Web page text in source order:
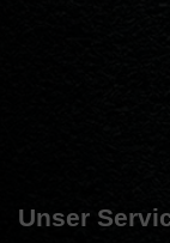
Unser